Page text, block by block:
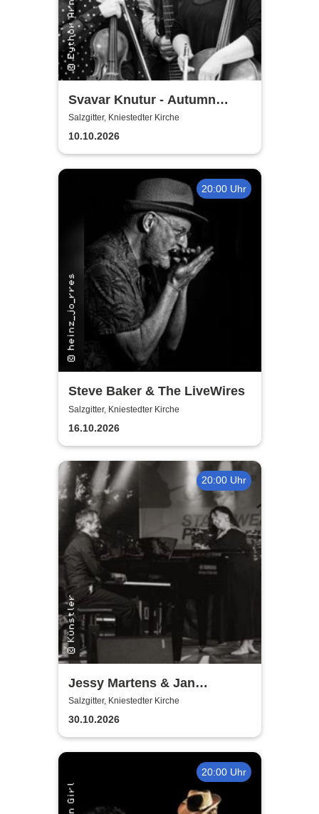
Svavar Knutur - Autumn
String Trio Tour
Salzgitter, Kniestedter Kirche
10.10.2026
20:00 Uhr
Steve Baker & The LiveWires
Salzgitter, Kniestedter Kirche
16.10.2026
20:00 Uhr
Jessy Martens & Jan
Fischer's Blues Support
Salzgitter, Kniestedter Kirche
30.10.2026
20:00 Uhr